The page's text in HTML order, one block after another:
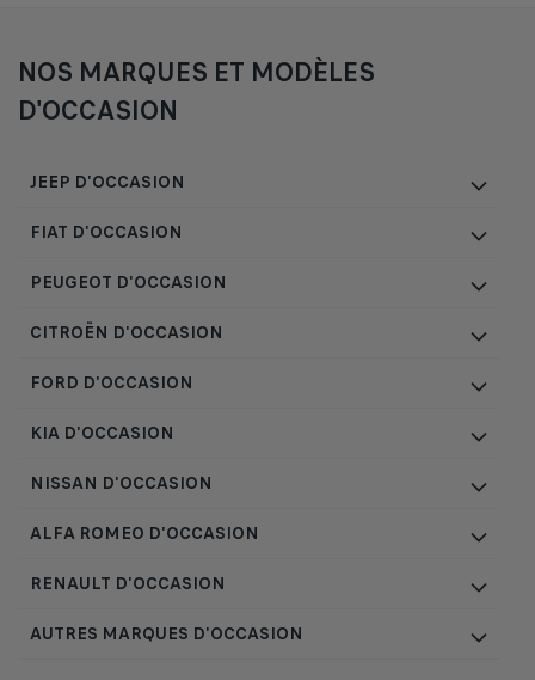
NOS MARQUES ET MODÈLES
D'OCCASION
JEEP D'OCCASION
FIAT D'OCCASION
PEUGEOT D'OCCASION
CITROËN D'OCCASION
FORD D'OCCASION
KIA D'OCCASION
NISSAN D'OCCASION
ALFA ROMEO D'OCCASION
RENAULT D'OCCASION
AUTRES MARQUES D'OCCASION